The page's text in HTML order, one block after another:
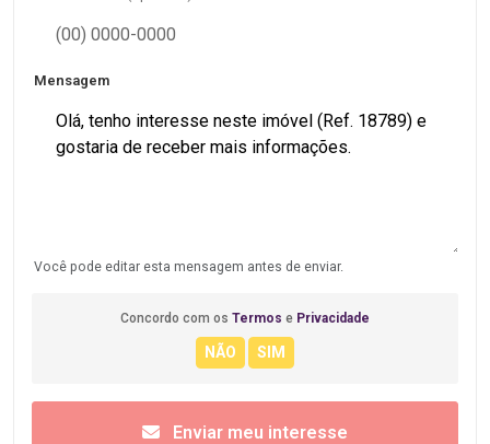
Mensagem
Você pode editar esta mensagem antes de enviar.
Concordo com os Termos e Privacidade
Enviar meu interesse